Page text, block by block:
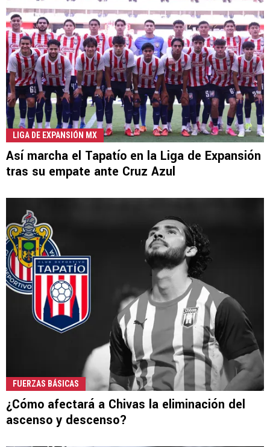
LIGA DE EXPANSIÓN MX
Así marcha el Tapatío en la Liga de Expansión
tras su empate ante Cruz Azul
FUERZAS BÁSICAS
¿Cómo afectará a Chivas la eliminación del
ascenso y descenso?